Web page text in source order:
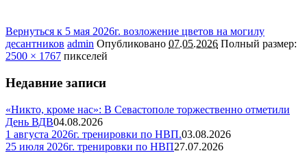
Вернуться к 5 мая 2026г. возложение цветов на могилу
десантников admin Опубликовано 07.05.2026 Полный размер:
2500 × 1767 пикселей
Недавние записи
«Никто, кроме нас»: В Севастополе торжественно отметили
День ВДВ04.08.2026
1 августа 2026г. тренировки по НВП.03.08.2026
25 июля 2026г. тренировки по НВП27.07.2026